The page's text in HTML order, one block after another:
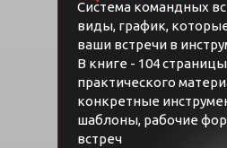
Система командных
виды, график,
ваши встречи в
В книге - 104 страницы
практического
конкретные
шаблоны, рабочие
встреч